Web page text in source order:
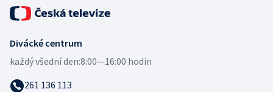
Divácké centrum
každý všední den:8:00—16:00 hodin
261 136 113